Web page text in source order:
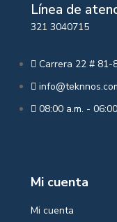
Línea de
321 3040715
Carrera 22 # 81-
08:00 a.m. -
Mi cuenta
Mi cuenta